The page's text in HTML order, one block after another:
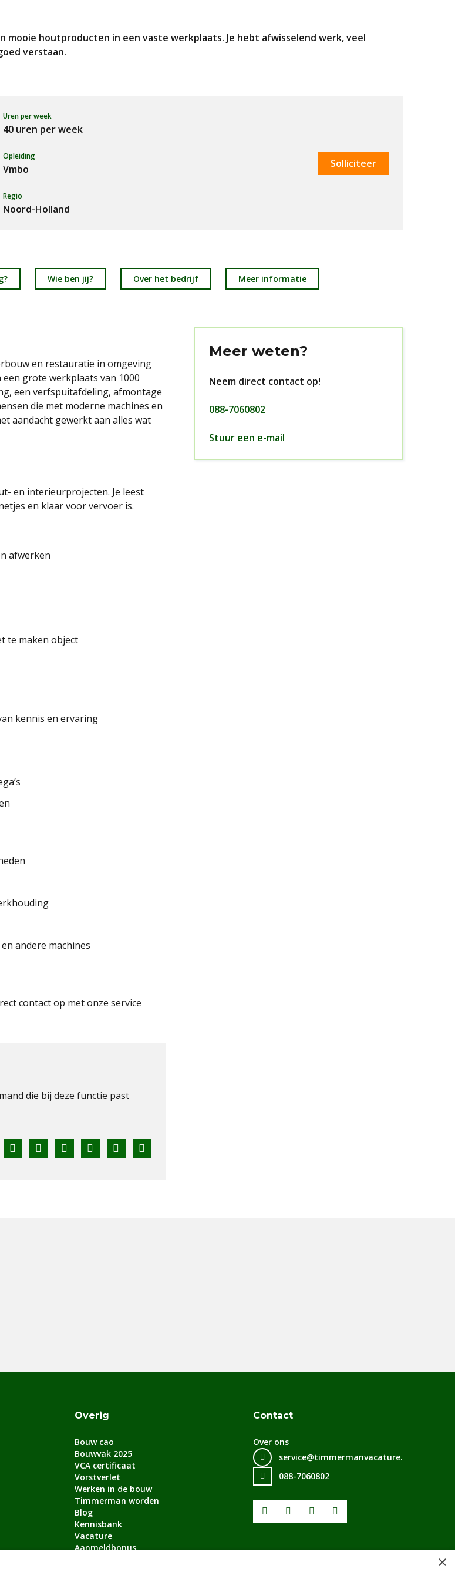
mooie houtproducten in een vaste werkplaats. Je hebt afwisselend werk, veel
verstaan.
Uren per week
40 uren per week
Opleiding
Vmbo
Regio
Noord-Holland
Solliciteer
Wie ben jij? Over het bedrijf Meer informatie
en restauratie in omgeving
grote werkplaats van 1000
een verfspuitafdeling, afmontage
die met moderne machines en
aandacht gewerkt aan alles wat
en interieurprojecten. Je leest
en klaar voor vervoer is.
afwerken
te maken object
kennis en ervaring
andere machines
contact op met onze service
die bij deze functie past
FacebookTwitterLinkedInPinterestWhatsApp
E-
mail
Meer weten?
Neem direct contact op!
088-7060802
Stuur een e-mail
Overig
Bouw cao
Bouwvak 2025
VCA certificaat
Vorstverlet
Werken in de bouw
Timmerman worden
Blog
Kennisbank
Vacature
Aanmeldbonus
Contact
Over ons
service@timmermanvacature.nl
088-7060802
FacebookYoutubeLinkedIn
×